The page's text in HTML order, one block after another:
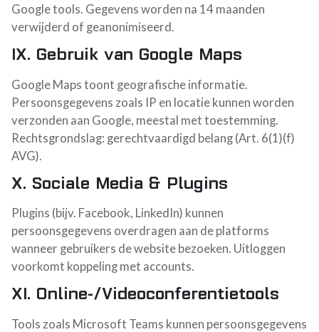
Google tools. Gegevens worden na 14 maanden
verwijderd of geanonimiseerd.
IX. Gebruik van Google Maps
Google Maps toont geografische informatie.
Persoonsgegevens zoals IP en locatie kunnen worden
verzonden aan Google, meestal met toestemming.
Rechtsgrondslag: gerechtvaardigd belang (Art. 6(1)(f)
AVG).
X. Sociale Media & Plugins
Plugins (bijv. Facebook, LinkedIn) kunnen
persoonsgegevens overdragen aan de platforms
wanneer gebruikers de website bezoeken. Uitloggen
voorkomt koppeling met accounts.
XI. Online-/Videoconferentietools
Tools zoals Microsoft Teams kunnen persoonsgegevens